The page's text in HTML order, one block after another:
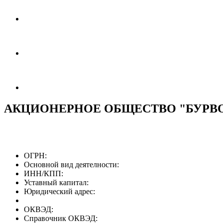
АКЦИОНЕРНОЕ ОБЩЕСТВО
ОГРН:
Основной вид деятелности:
ИНН/КПП:
Уставный капитал:
Юридический адрес:
ОКВЭД:
Справочник ОКВЭД: